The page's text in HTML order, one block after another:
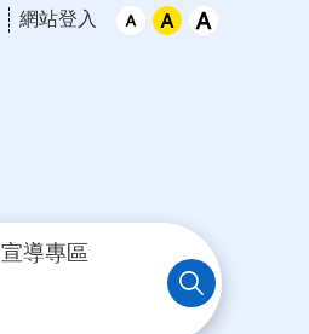
網站登入
宣導專區